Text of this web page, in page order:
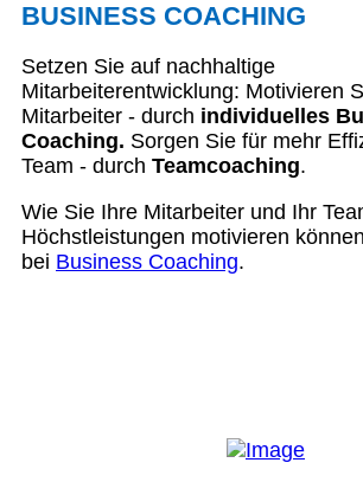
BUSINESS COACHING
Setzen Sie auf nachhaltige
Mitarbeiterentwicklung: Motivieren
Mitarbeiter - durch individuelles
Coaching. Sorgen Sie für mehr
Team - durch Teamcoaching.
Wie Sie Ihre Mitarbeiter und Ihr
Höchstleistungen motivieren
bei Business Coaching.